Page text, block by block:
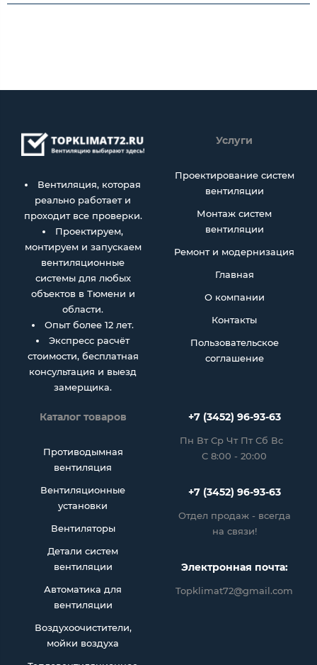
Вентиляция, которая
реально работает и
проходит все проверки.
Проектируем,
монтируем и запускаем
вентиляционные
системы для любых
объектов в Тюмени и
области.
Опыт более 12 лет.
Экспресс расчёт
стоимости, бесплатная
консультация и выезд
замерщика.
Услуги
Проектирование систем
вентиляции
Монтаж систем
вентиляции
Ремонт и модернизация
Главная
О компании
Контакты
Пользовательское
соглашение
Каталог товаров
Противодымная
вентиляция
Вентиляционные
установки
Вентиляторы
Детали систем
вентиляции
Автоматика для
вентиляции
Воздухоочистители,
мойки воздуха
+7 (3452) 96-93-63
Пн Вт Ср Чт Пт Сб Вс
С 8:00 - 20:00
+7 (3452) 96-93-63
Отдел продаж - всегда
на связи!
Электронная почта:
Topklimat72@gmail.com